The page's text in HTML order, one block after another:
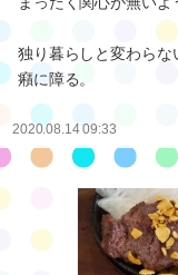
独り暮らしと変わら
癪に障る。
2020.08.14 09:33